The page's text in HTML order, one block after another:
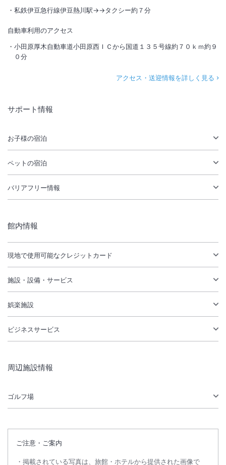
私鉄伊豆急行線伊豆熱川駅→→タクシー約７分
自動車利用のアクセス
小田原厚木自動車道小田原西ＩＣから国道１３５号線約７０ｋｍ約９
０分
アクセス・送迎情報を詳しく見る
サポート情報
お子様の宿泊
ペットの宿泊
バリアフリー情報
館内情報
現地で使用可能なクレジットカード
施設・設備・サービス
娯楽施設
ビジネスサービス
周辺施設情報
ゴルフ場
ご注意・ご案内
掲載されている写真は、旅館・ホテルから提供された画像で